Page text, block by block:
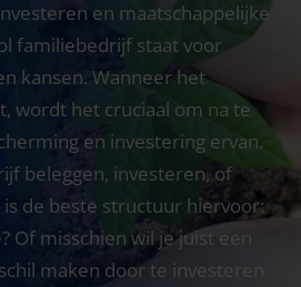
en maatschappelijke
familiebedrijf staat voor
kansen. Wanneer het
wordt het cruciaal om na te
en investering ervan.
beleggen, investeren, of
is de beste structuur hiervoor:
Of misschien wil je juist een
maken door te investeren